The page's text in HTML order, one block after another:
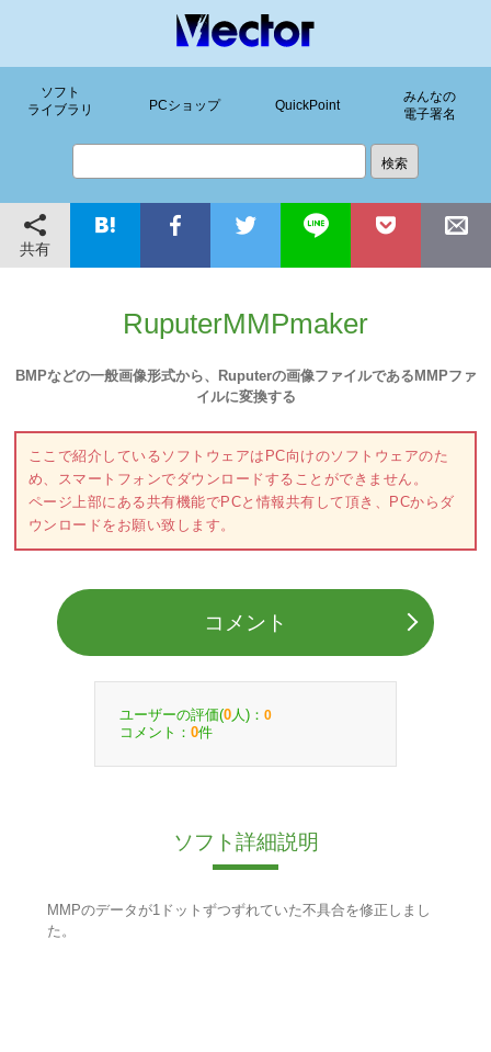
ソフト
ライブラリ
PCショップ QuickPoint
みんなの
電子署名
共有
RuputerMMPmaker
BMPなどの一般画像形式から、Ruputerの画像ファイルであるMMPファ
イルに変換する
ここで紹介しているソフトウェアはPC向けのソフトウェアのた
め、スマートフォンでダウンロードすることができません。
ページ上部にある共有機能でPCと情報共有して頂き、PCからダ
ウンロードをお願い致します。
コメント
ユーザーの評価(0 人)： 0
コメント： 0件
ソフト詳細説明
MMPのデータが1ドットずつずれていた不具合を修正しまし
た。